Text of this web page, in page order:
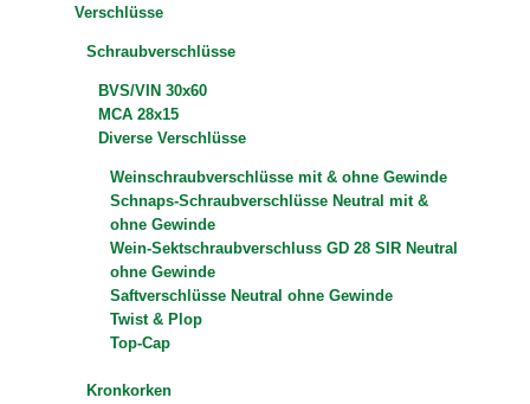
Verschlüsse
Schraubverschlüsse
BVS/VIN 30x60
MCA 28x15
Diverse Verschlüsse
Weinschraubverschlüsse mit & ohne Gewinde
Schnaps-Schraubverschlüsse Neutral mit &
ohne Gewinde
Wein-Sektschraubverschluss GD 28 SIR Neutral
ohne Gewinde
Saftverschlüsse Neutral ohne Gewinde
Twist & Plop
Top-Cap
Kronkorken